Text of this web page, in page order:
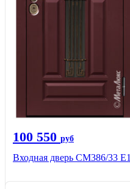
100 550 руб
Входная дверь СМ386/33 Е1